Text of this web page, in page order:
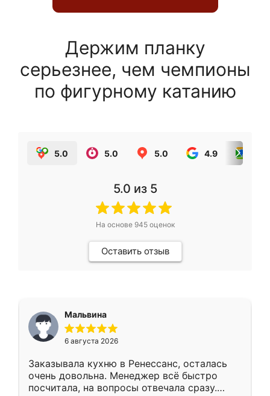
Держим планку
серьезнее, чем чемпионы
по фигурному катанию
5.0 5.0 5.0 4.9
5.0 из 5
На основе 945оценок
Оставить отзыв
Мальвина
6 августа 2026
Заказывала кухню в Ренессанс, осталась
очень довольна. Менеджер всё быстро
посчитала, на вопросы отвечала сразу.